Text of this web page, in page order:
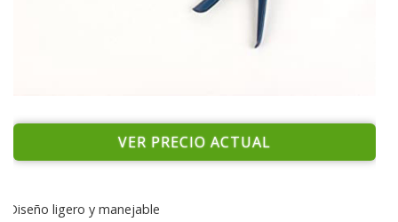
VER PRECIO ACTUAL
Diseño ligero y manejable